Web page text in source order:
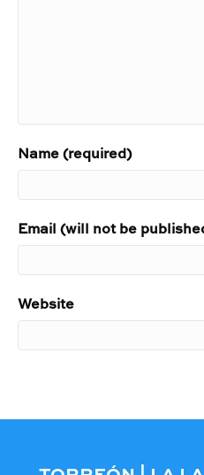
Name (required)
Email (will not be
Website